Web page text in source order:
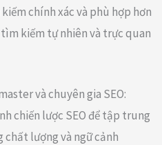
chính xác và phù hợp hơn
kiếm tự nhiên và trực quan
và chuyên gia SEO:
chiến lược SEO để tập trung
chất lượng và ngữ cảnh